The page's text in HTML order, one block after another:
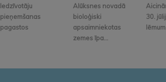
Iedzīvotāju
pieņemšanas
pagastos
Alūksnes novadā
bioloģiski
apsaimniekotas
zemes īpa...
30.
lēmum...